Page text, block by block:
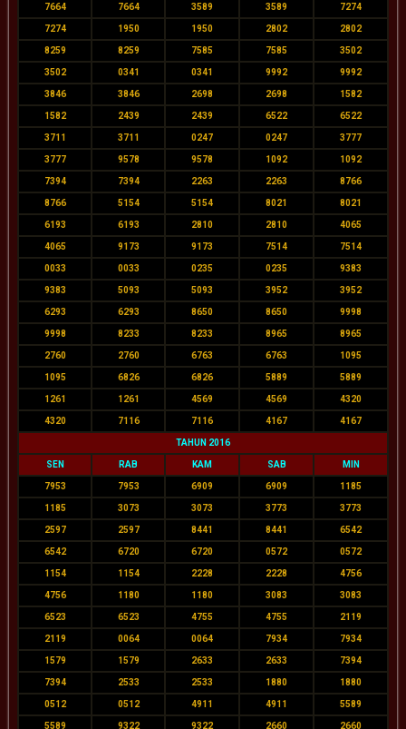
7664 7664 3589 3589 7274
7274 1950 1950 2802 2802
8259 8259 7585 7585 3502
3502 0341 0341 9992 9992
3846 3846 2698 2698 1582
1582 2439 2439 6522 6522
3711 3711 0247 0247 3777
3777 9578 9578 1092 1092
7394 7394 2263 2263 8766
8766 5154 5154 8021 8021
6193 6193 2810 2810 4065
4065 9173 9173 7514 7514
0033 0033 0235 0235 9383
9383 5093 5093 3952 3952
6293 6293 8650 8650 9998
9998 8233 8233 8965 8965
2760 2760 6763 6763 1095
1095 6826 6826 5889 5889
1261 1261 4569 4569 4320
4320 7116 7116 4167 4167
TAHUN 2016
SEN RAB KAM SAB MIN
7953 7953 6909 6909 1185
1185 3073 3073 3773 3773
2597 2597 8441 8441 6542
6542 6720 6720 0572 0572
1154 1154 2228 2228 4756
4756 1180 1180 3083 3083
6523 6523 4755 4755 2119
2119 0064 0064 7934 7934
1579 1579 2633 2633 7394
7394 2533 2533 1880 1880
0512 0512 4911 4911 5589
5589 9322 9322 2660 2660